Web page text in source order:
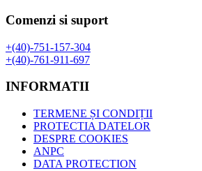
Comenzi si suport
+(40)-751-157-304
+(40)-761-911-697
INFORMATII
TERMENE ȘI CONDIȚII
PROTECTIA DATELOR
DESPRE COOKIES
ANPC
DATA PROTECTION